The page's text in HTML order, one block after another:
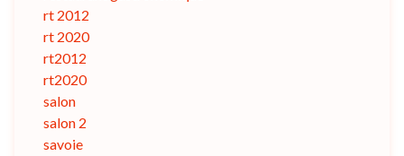
rt 2012
rt 2020
rt2012
rt2020
salon
salon 2
savoie